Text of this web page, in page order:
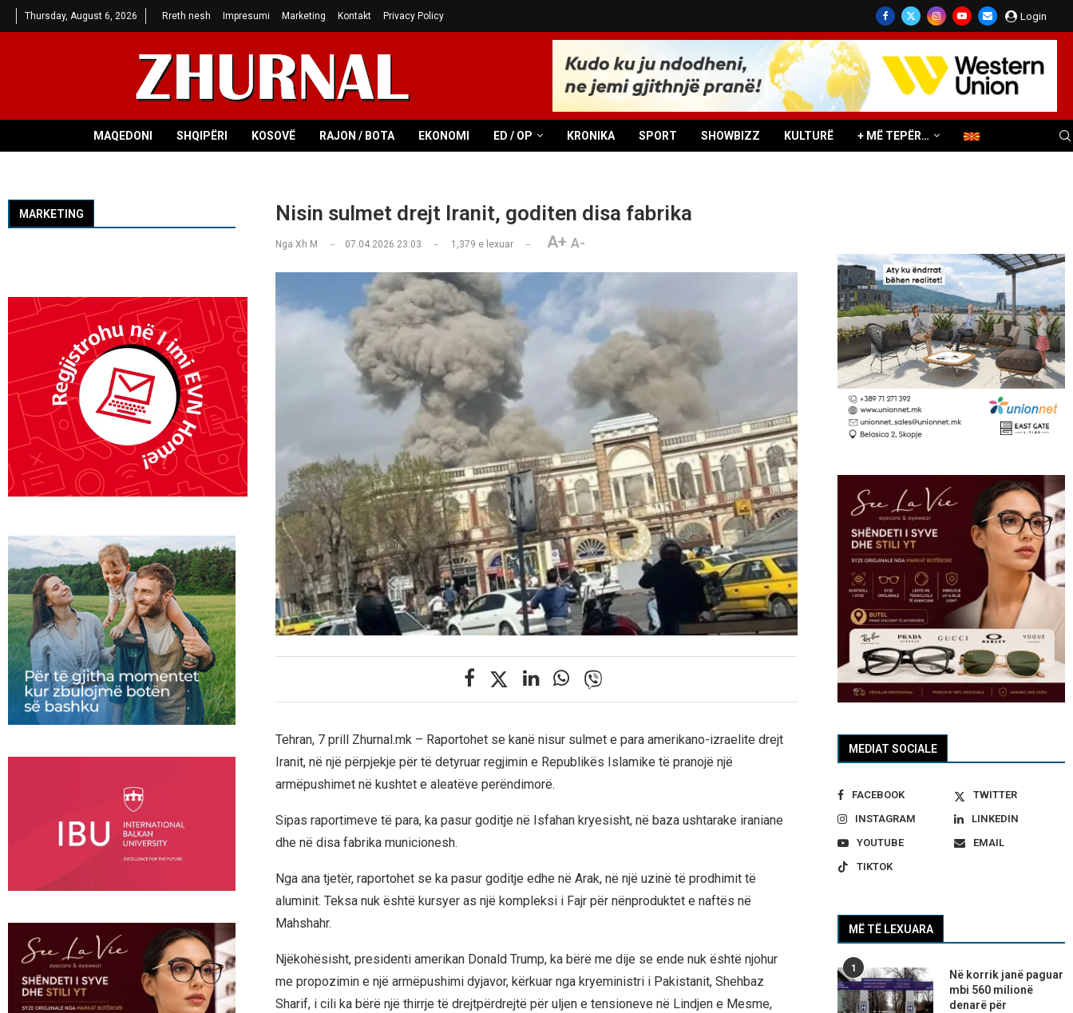
Thursday, August 6, 2026 Rreth nesh Impresumi Marketing Kontakt Privacy Policy Login
MAQEDONI SHQIPËRI KOSOVË RAJON / BOTA EKONOMI ED / OP KRONIKA SPORT SHOWBIZZ KULTURË + MË TEPËR…
Nisin sulmet drejt Iranit, goditen disa fabrika
Nga Xh M 07.04.2026 23:03 1,379 e lexuar A+ A-
Tehran, 7 prill Zhurnal.mk – Raportohet se kanë nisur sulmet e para amerikano-izraelite drejt
Iranit, në një përpjekje për të detyruar regjimin e Republikës Islamike të pranojë një
armëpushimet në kushtet e aleatëve perëndimorë.
Sipas raportimeve të para, ka pasur goditje në Isfahan kryesisht, në baza ushtarake iraniane
dhe në disa fabrika municionesh.
Nga ana tjetër, raportohet se ka pasur goditje edhe në Arak, në një uzinë të prodhimit të
aluminit. Teksa nuk është kursyer as një kompleksi i Fajr për nënproduktet e naftës në
Mahshahr.
Njëkohësisht, presidenti amerikan Donald Trump, ka bërë me dije se ende nuk është njohur
me propozimin e një armëpushimi dyjavor, kërkuar nga kryeministri i Pakistanit, Shehbaz
Sharif, i cili ka bërë një thirrje të drejtpërdrejtë për uljen e tensioneve në Lindjen e Mesme,
MEDIAT SOCIALE
FACEBOOK
TWITTER
INSTAGRAM
LINKEDIN
YOUTUBE
EMAIL
TIKTOK
MË TË LEXUARA
1
Në korrik janë paguar
mbi 560 milionë
denarë për
MARKETING